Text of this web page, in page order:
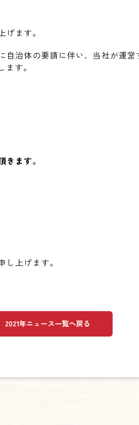
ます。
治体の要請に伴い、当社が運営
す。
ます。
上げます。
2021年ニュース一覧へ戻る